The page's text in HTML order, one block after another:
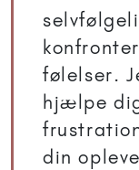
følelser.
hjælpe
din